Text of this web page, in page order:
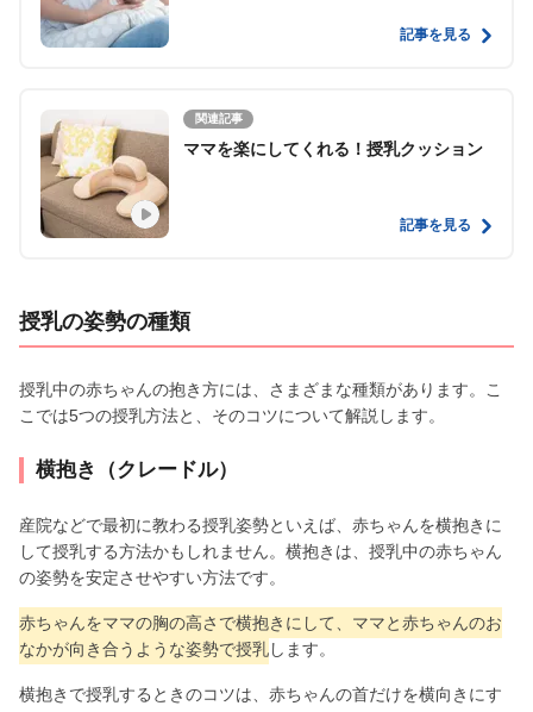
記事を見る
関連記事
ママを楽にしてくれる！授乳クッション
記事を見る
授乳の姿勢の種類
授乳中の赤ちゃんの抱き方には、さまざまな種類があります。こ
こでは5つの授乳方法と、そのコツについて解説します。
横抱き（クレードル）
産院などで最初に教わる授乳姿勢といえば、赤ちゃんを横抱きに
して授乳する方法かもしれません。横抱きは、授乳中の赤ちゃん
の姿勢を安定させやすい方法です。
赤ちゃんをママの胸の高さで横抱きにして、ママと赤ちゃんのお
なかが向き合うような姿勢で授乳します。
横抱きで授乳するときのコツは、赤ちゃんの首だけを横向きにす